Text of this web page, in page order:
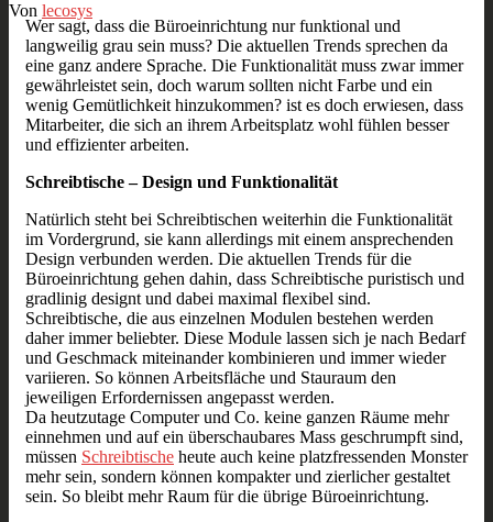
Von lecosys
Wer sagt, dass die Büroeinrichtung nur funktional und
langweilig grau sein muss? Die aktuellen Trends sprechen da
eine ganz andere Sprache. Die Funktionalität muss zwar immer
gewährleistet sein, doch warum sollten nicht Farbe und ein
wenig Gemütlichkeit hinzukommen? ist es doch erwiesen, dass
Mitarbeiter, die sich an ihrem Arbeitsplatz wohl fühlen besser
und effizienter arbeiten.
Schreibtische – Design und Funktionalität
Natürlich steht bei Schreibtischen weiterhin die Funktionalität
im Vordergrund, sie kann allerdings mit einem ansprechenden
Design verbunden werden. Die aktuellen Trends für die
Büroeinrichtung gehen dahin, dass Schreibtische puristisch und
gradlinig designt und dabei maximal flexibel sind.
Schreibtische, die aus einzelnen Modulen bestehen werden
daher immer beliebter. Diese Module lassen sich je nach Bedarf
und Geschmack miteinander kombinieren und immer wieder
variieren. So können Arbeitsfläche und Stauraum den
jeweiligen Erfordernissen angepasst werden.
Da heutzutage Computer und Co. keine ganzen Räume mehr
einnehmen und auf ein überschaubares Mass geschrumpft sind,
müssen Schreibtische heute auch keine platzfressenden Monster
mehr sein, sondern können kompakter und zierlicher gestaltet
sein. So bleibt mehr Raum für die übrige Büroeinrichtung.